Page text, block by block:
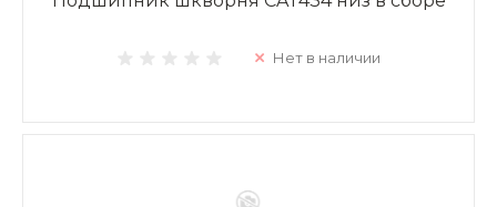
Нет в наличии